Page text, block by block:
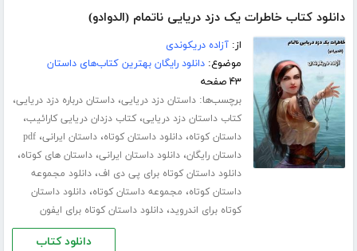
دانلود کتاب خاطرات یک دزد دریایی ناتمام (الدوادو)
از:آزاده دریکوندی
موضوع:دانلود رایگان بهترین کتاب‌های داستان
۴۳ صفحه
برچسب‌ها:داستان دزد دریایی،داستان درباره دزد دریایی،
کتاب داستان دزد دریایی،کتاب دزدان دریایی کارائیب،
داستان کوتاه،دانلود داستان کوتاه،داستان ایرانی،pdf
داستان رایگان،دانلود داستان ایرانی،داستان های کوتاه،
دانلود داستان کوتاه برای پی دی اف،دانلود مجموعه
داستان کوتاه، مجموعه داستان کوتاه،دانلود داستان
کوتاه برای اندروید،دانلود داستان کوتاه برای ایفون
دانلود کتاب